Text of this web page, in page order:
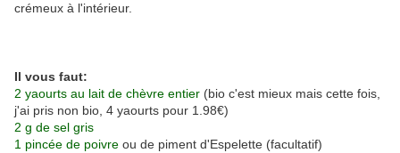
crémeux à l'intérieur.
Il vous faut:
2 yaourts au lait de chèvre entier (bio c'est mieux mais cette fois,
j'ai pris non bio, 4 yaourts pour 1.98€)
2 g de sel gris
1 pincée de poivre ou de piment d'Espelette (facultatif)